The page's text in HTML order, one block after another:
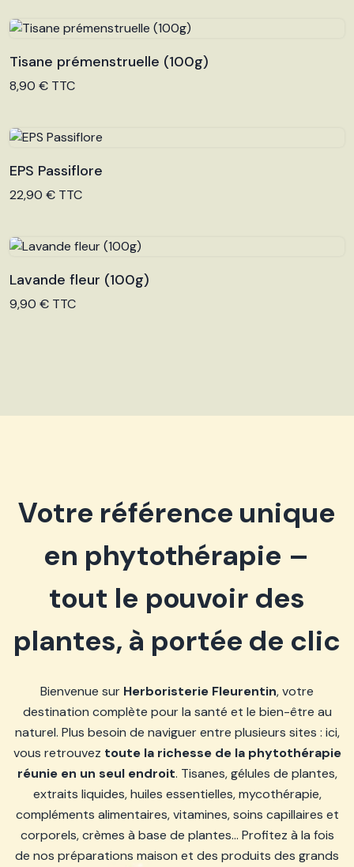
Voir le produit
Tisane prémenstruelle (100g)
8,90 € TTC
Voir le produit
EPS Passiflore
22,90 € TTC
Voir le produit
Lavande fleur (100g)
9,90 € TTC
Votre référence unique
en phytothérapie –
tout le pouvoir des
plantes, à portée de clic
Bienvenue sur Herboristerie Fleurentin, votre
destination complète pour la santé et le bien-être au
naturel. Plus besoin de naviguer entre plusieurs sites : ici,
vous retrouvez toute la richesse de la phytothérapie
réunie en un seul endroit. Tisanes, gélules de plantes,
extraits liquides, huiles essentielles, mycothérapie,
compléments alimentaires, vitamines, soins capillaires et
corporels, crèmes à base de plantes… Profitez à la fois
de nos préparations maison et des produits des grands